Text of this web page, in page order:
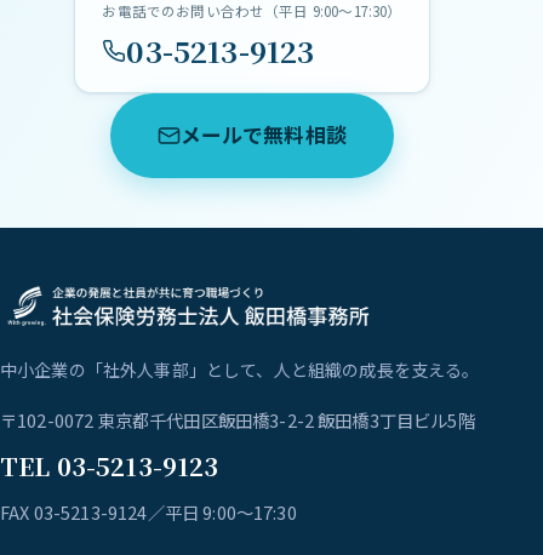
お電話でのお問い合わせ（平日 9:00〜17:30）
03-5213-9123
メールで無料相談
中小企業の「社外人事部」として、人と組織の成長を支える。
〒102-0072 東京都千代田区飯田橋3-2-2 飯田橋3丁目ビル5階
TEL 03-5213-9123
FAX 03-5213-9124／平日 9:00〜17:30